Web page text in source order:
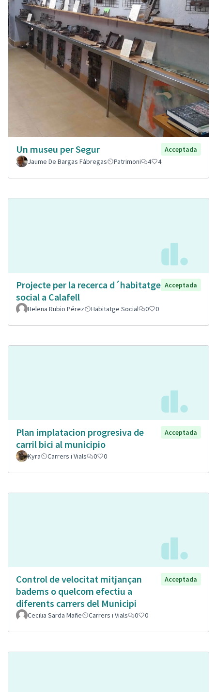
Un museu per Segur
Acceptada
Jaume De Bargas Fàbregas
Patrimoni 4 4
Projecte per la recerca d´habitatge
social a Calafell
Acceptada
Helena Rubio Pérez Habitatge Social 0 0
Plan implatacion progresiva de
carril bici al municipio
Acceptada
Kyra Carrers i Vials 0 0
Control de velocitat mitjançan
badems o quelcom efectiu a
diferents carrers del Municipi
Acceptada
Cecilia Sarda Mañe Carrers i Vials 0 0